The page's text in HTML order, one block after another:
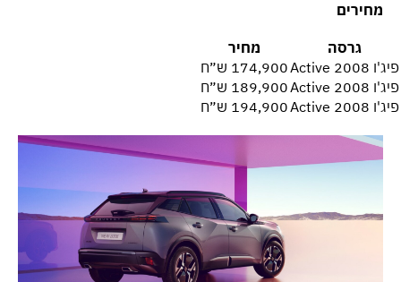
מחירים
גרסה
מחיר
פיג'ו 2008 Active
174,900 ש״ח
פיג'ו 2008 Active
189,900 ש״ח
פיג'ו 2008 Active
194,900 ש״ח